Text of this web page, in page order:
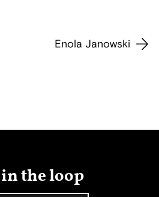
Enola Janowski
in the loop